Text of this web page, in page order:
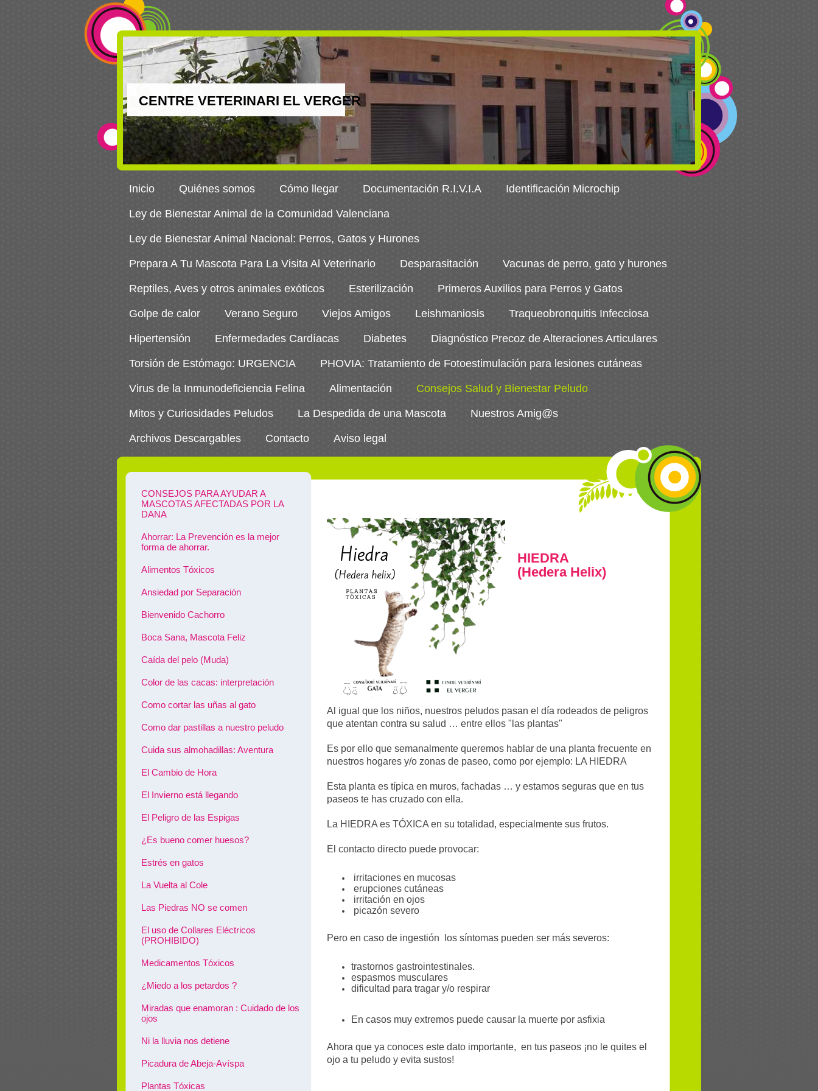
CENTRE VETERINARI EL VERGER
Inicio Quiénes somos Cómo llegar Documentación R.I.V.I.A Identificación Microchip
Ley de Bienestar Animal de la Comunidad Valenciana
Ley de Bienestar Animal Nacional: Perros, Gatos y Hurones
Prepara A Tu Mascota Para La Visita Al Veterinario Desparasitación Vacunas de perro, gato y hurones
Reptiles, Aves y otros animales exóticos Esterilización Primeros Auxilios para Perros y Gatos
Golpe de calor Verano Seguro Viejos Amigos Leishmaniosis Traqueobronquitis Infecciosa
Hipertensión Enfermedades Cardíacas Diabetes Diagnóstico Precoz de Alteraciones Articulares
Torsión de Estómago: URGENCIA PHOVIA: Tratamiento de Fotoestimulación para lesiones cutáneas
Virus de la Inmunodeficiencia Felina Alimentación Consejos Salud y Bienestar Peludo
Mitos y Curiosidades Peludos La Despedida de una Mascota Nuestros Amig@s
Archivos Descargables Contacto Aviso legal
HIEDRA
(Hedera Helix)
Al igual que los niños, nuestros peludos pasan el día rodeados de peligros
que atentan contra su salud … entre ellos "las plantas"
Es por ello que semanalmente queremos hablar de una planta frecuente en
nuestros hogares y/o zonas de paseo, como por ejemplo: LA HIEDRA
Esta planta es típica en muros, fachadas … y estamos seguras que en tus
paseos te has cruzado con ella.
La HIEDRA es TÓXICA en su totalidad, especialmente sus frutos.
El contacto directo puede provocar:
irritaciones en mucosas
erupciones cutáneas
irritación en ojos
picazón severo
Pero en caso de ingestión los síntomas pueden ser más severos:
trastornos gastrointestinales.
espasmos musculares
dificultad para tragar y/o respirar
En casos muy extremos puede causar la muerte por asfixia
Ahora que ya conoces este dato importante, en tus paseos ¡no le quites el
ojo a tu peludo y evita sustos!
CONSEJOS PARA AYUDAR A
MASCOTAS AFECTADAS POR LA
DANA
Ahorrar: La Prevención es la mejor
forma de ahorrar.
Alimentos Tóxicos
Ansiedad por Separación
Bienvenido Cachorro
Boca Sana, Mascota Feliz
Caída del pelo (Muda)
Color de las cacas: interpretación
Como cortar las uñas al gato
Como dar pastillas a nuestro peludo
Cuida sus almohadillas: Aventura
El Cambio de Hora
El Invierno está llegando
El Peligro de las Espigas
¿Es bueno comer huesos?
Estrés en gatos
La Vuelta al Cole
Las Piedras NO se comen
El uso de Collares Eléctricos
(PROHIBIDO)
Medicamentos Tóxicos
¿Miedo a los petardos ?
Miradas que enamoran : Cuidado de los
ojos
Ni la lluvia nos detiene
Picadura de Abeja-Avíspa
Plantas Tóxicas